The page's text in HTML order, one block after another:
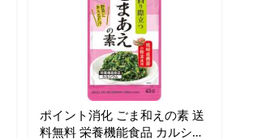
ポイント消化 ごま和えの素 送
料無料 栄養機能食品 カルシウ